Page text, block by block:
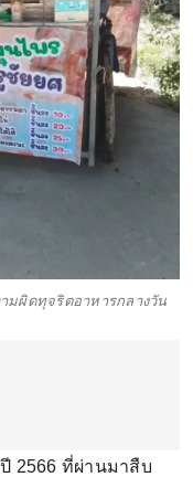
ผิดทุจริตอาหารกลางวัน
2566 ที่ผ่านมาสืบ